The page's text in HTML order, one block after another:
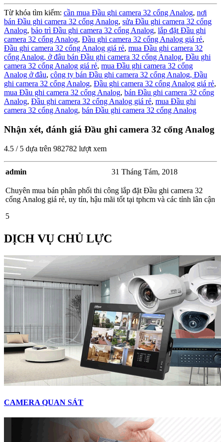
Từ khóa tìm kiếm: cần mua Đầu ghi camera 32 cổng Analog, nơi
bán Đầu ghi camera 32 cổng Analog, sửa Đầu ghi camera 32 cổng
Analog, bảo trì Đầu ghi camera 32 cổng Analog, lắp đặt Đầu ghi
camera 32 cổng Analog, Đầu ghi camera 32 cổng Analog giá rẻ,
Đầu ghi camera 32 cổng Analog giá rẻ, mua Đầu ghi camera 32
cổng Analog, ở đâu bán Đầu ghi camera 32 cổng Analog, Đầu ghi
camera 32 cổng Analog giá rẻ, mua Đầu ghi camera 32 cổng
Analog ở đâu, công ty bán Đầu ghi camera 32 cổng Analog, Đầu
ghi camera 32 cổng Analog, Đầu ghi camera 32 cổng Analog giá rẻ,
mua Đầu ghi camera 32 cổng Analog, bán Đầu ghi camera 32 cổng
Analog, Đầu ghi camera 32 cổng Analog giá rẻ, mua Đầu ghi
camera 32 cổng Analog, bán Đầu ghi camera 32 cổng Analog
Nhận xét, đánh giá Đầu ghi camera 32 cổng Analog
4.5 / 5 dựa trên 982782 lượt xem
admin 31 Tháng Tám, 2018
Chuyên mua bán phân phối thi công lắp đặt Đầu ghi camera 32
cổng Analog giá rẻ, uy tín, hậu mãi tốt tại tphcm và các tỉnh lân cận
5
DỊCH VỤ CHỦ LỰC
CAMERA QUAN SÁT